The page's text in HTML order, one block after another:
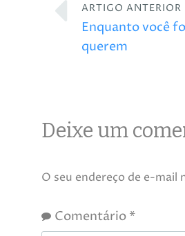
ARTIGO ANTERIOR
Enquanto você
querem
Deixe um
O seu endereço de e-mail
Comentário *